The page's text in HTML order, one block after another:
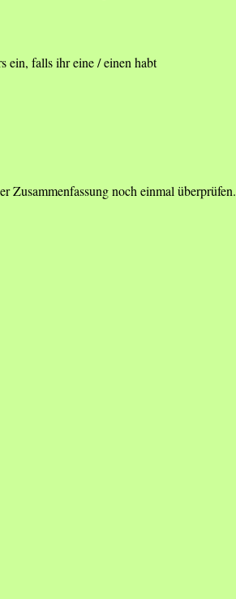
ein, falls ihr eine / einen habt
Zusammenfassung noch einmal überprüfen.